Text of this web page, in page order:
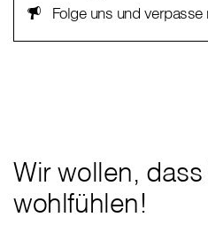
Folge uns und verpasse
Wir wollen,
wohlfühlen!